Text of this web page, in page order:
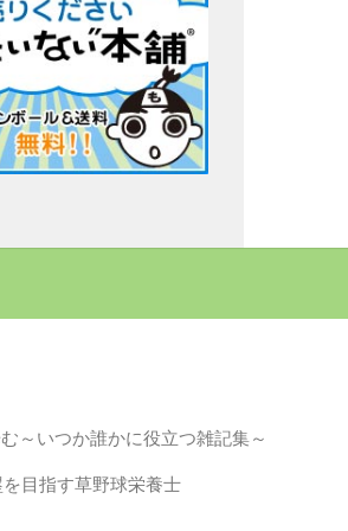
～いつか誰かに役立つ雑記集～
を目指す草野球栄養士